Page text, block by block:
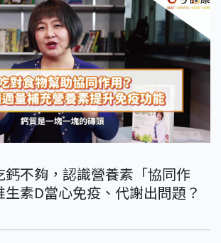
鈣不夠，認識營養素「協同作
素D當心免疫、代謝出問題？